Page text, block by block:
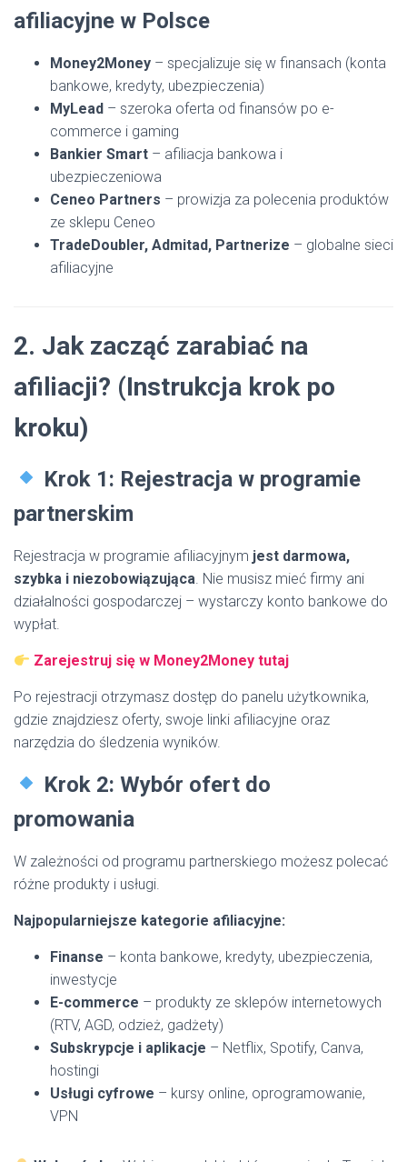
afiliacyjne w Polsce
Money2Money – specjalizuje się w finansach (konta
bankowe, kredyty, ubezpieczenia)
MyLead – szeroka oferta od finansów po e-
commerce i gaming
Bankier Smart – afiliacja bankowa i
ubezpieczeniowa
Ceneo Partners – prowizja za polecenia produktów
ze sklepu Ceneo
TradeDoubler, Admitad, Partnerize – globalne sieci
afiliacyjne
2. Jak zacząć zarabiać na
afiliacji? (Instrukcja krok po
kroku)
Krok 1: Rejestracja w programie
partnerskim
Rejestracja w programie afiliacyjnym jest darmowa,
szybka i niezobowiązująca. Nie musisz mieć firmy ani
działalności gospodarczej – wystarczy konto bankowe do
wypłat.
Zarejestruj się w Money2Money tutaj
Po rejestracji otrzymasz dostęp do panelu użytkownika,
gdzie znajdziesz oferty, swoje linki afiliacyjne oraz
narzędzia do śledzenia wyników.
Krok 2: Wybór ofert do
promowania
W zależności od programu partnerskiego możesz polecać
różne produkty i usługi.
Najpopularniejsze kategorie afiliacyjne:
Finanse – konta bankowe, kredyty, ubezpieczenia,
inwestycje
E-commerce – produkty ze sklepów internetowych
(RTV, AGD, odzież, gadżety)
Subskrypcje i aplikacje – Netflix, Spotify, Canva,
hostingi
Usługi cyfrowe – kursy online, oprogramowanie,
VPN